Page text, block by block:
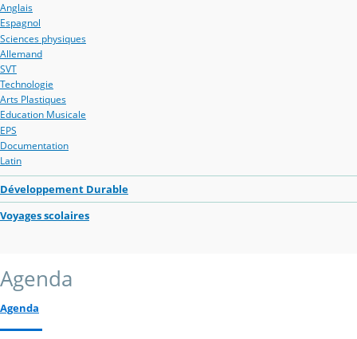
Anglais
Espagnol
Sciences physiques
Allemand
SVT
Technologie
Arts Plastiques
Education Musicale
EPS
Documentation
Latin
Développement Durable
Voyages scolaires
Agenda
Agenda